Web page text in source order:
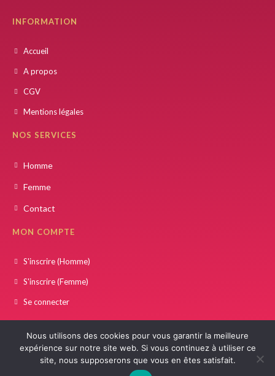
INFORMATION
Accueil
A propos
CGV
Mentions légales
NOS SERVICES
Homme
Femme
Contact
MON COMPTE
S'inscrire (Homme)
S'inscrire (Femme)
Se connecter
© COPYRIGHT 2021 – 2025ZAWAJ SOUNNAH| RÉALISÉ PAR
INSIDE CONCEPT
Nous utilisons des cookies pour vous garantir la meilleure
expérience sur notre site web. Si vous continuez à utiliser ce
site, nous supposerons que vous en êtes satisfait.